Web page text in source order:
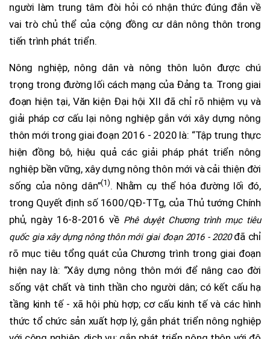
người làm trung tâm đòi hỏi có nhận thức đúng đắn về
vai trò chủ thể của cộng đồng cư dân nông thôn trong
tiến trình phát triển.
Nông nghiệp, nông dân và nông thôn luôn được chú
trọng trong đường lối cách mạng của Đảng ta. Trong giai
đoạn hiện tại, Văn kiện Đại hội XII đã chỉ rõ nhiệm vụ và
giải pháp cơ cấu lại nông nghiệp gắn với xây dựng nông
thôn mới trong giai đoạn 2016 - 2020 là: “Tập trung thực
hiện đồng bộ, hiệu quả các giải pháp phát triển nông
nghiệp bền vững, xây dựng nông thôn mới và cải thiện đời
sống của nông dân”(1). Nhằm cụ thể hóa đường lối đó,
trong Quyết định số 1600/QĐ-TTg, của Thủ tướng Chính
phủ, ngày 16-8-2016 về Phê duyệt Chương trình mục tiêu
quốc gia xây dựng nông thôn mới giai đoạn 2016 - 2020đã chỉ
rõ mục tiêu tổng quát của Chương trình trong giai đoạn
hiện nay là: “Xây dựng nông thôn mới để nâng cao đời
sống vật chất và tinh thần cho người dân; có kết cấu hạ
tầng kinh tế - xã hội phù hợp; cơ cấu kinh tế và các hình
thức tổ chức sản xuất hợp lý, gắn phát triển nông nghiệp